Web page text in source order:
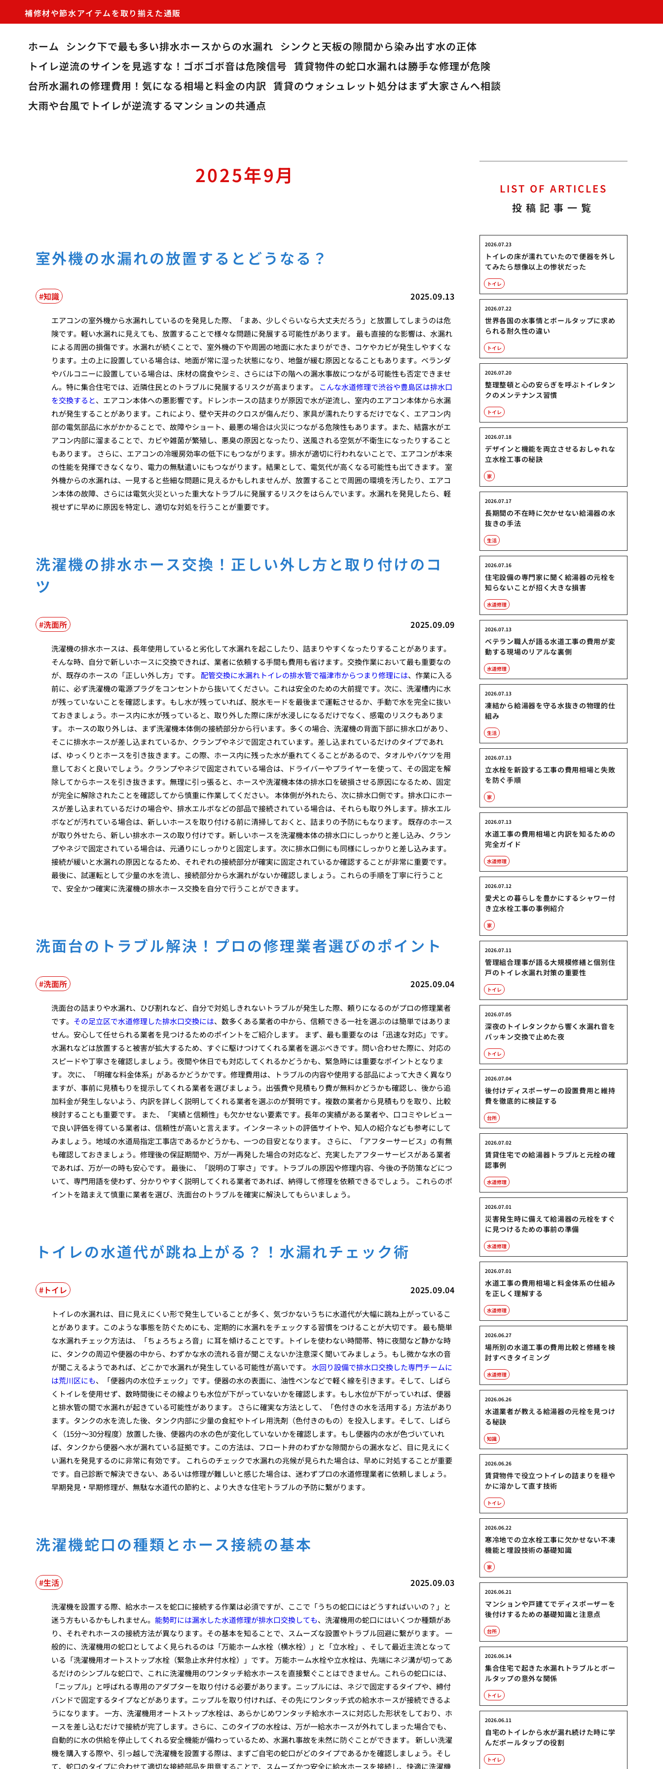
補修材や節水アイテムを取り揃えた通販
ホーム シンク下で最も多い排水ホースからの水漏れ シンクと天板の隙間から染み出す水の正体
トイレ逆流のサインを見逃すな！ゴボゴボ音は危険信号 賃貸物件の蛇口水漏れは勝手な修理が危険
台所水漏れの修理費用！気になる相場と料金の内訳 賃貸のウォシュレット処分はまず大家さんへ相談
大雨や台風でトイレが逆流するマンションの共通点
2025年9月
室外機の水漏れの放置するとどうなる？
2025.09.13
知識
エアコンの室外機から水漏れしているのを発見した際、「まあ、少しぐらいなら大丈夫だろう」と放置してしまうのは危
険です。軽い水漏れに見えても、放置することで様々な問題に発展する可能性があります。 最も直接的な影響は、水漏れ
による周囲の損傷です。水漏れが続くことで、室外機の下や周囲の地面に水たまりができ、コケやカビが発生しやすくな
ります。土の上に設置している場合は、地面が常に湿った状態になり、地盤が緩む原因となることもあります。ベランダ
やバルコニーに設置している場合は、床材の腐食やシミ、さらには下の階への漏水事故につながる可能性も否定できませ
ん。特に集合住宅では、近隣住民とのトラブルに発展するリスクが高まります。 こんな水道修理で渋谷や豊島区は排水口
を交換すると、エアコン本体への悪影響です。ドレンホースの詰まりが原因で水が逆流し、室内のエアコン本体から水漏
れが発生することがあります。これにより、壁や天井のクロスが傷んだり、家具が濡れたりするだけでなく、エアコン内
部の電気部品に水がかかることで、故障やショート、最悪の場合は火災につながる危険性もあります。また、結露水がエ
アコン内部に溜まることで、カビや雑菌が繁殖し、悪臭の原因となったり、送風される空気が不衛生になったりすること
もあります。 さらに、エアコンの冷暖房効率の低下にもつながります。排水が適切に行われないことで、エアコンが本来
の性能を発揮できなくなり、電力の無駄遣いにもつながります。結果として、電気代が高くなる可能性も出てきます。 室
外機からの水漏れは、一見すると些細な問題に見えるかもしれませんが、放置することで周囲の環境を汚したり、エアコ
ン本体の故障、さらには電気火災といった重大なトラブルに発展するリスクをはらんでいます。水漏れを発見したら、軽
視せずに早めに原因を特定し、適切な対処を行うことが重要です。
洗濯機の排水ホース交換！正しい外し方と取り付けのコ
ツ
2025.09.09
洗面所
洗濯機の排水ホースは、長年使用していると劣化して水漏れを起こしたり、詰まりやすくなったりすることがあります。
そんな時、自分で新しいホースに交換できれば、業者に依頼する手間も費用も省けます。交換作業において最も重要なの
が、既存のホースの「正しい外し方」です。 配管交換に水漏れトイレの排水管で福津市からつまり修理には、作業に入る
前に、必ず洗濯機の電源プラグをコンセントから抜いてください。これは安全のための大前提です。次に、洗濯槽内に水
が残っていないことを確認します。もし水が残っていれば、脱水モードを最後まで運転させるか、手動で水を完全に抜い
ておきましょう。ホース内に水が残っていると、取り外した際に床が水浸しになるだけでなく、感電のリスクもありま
す。 ホースの取り外しは、まず洗濯機本体側の接続部分から行います。多くの場合、洗濯機の背面下部に排水口があり、
そこに排水ホースが差し込まれているか、クランプやネジで固定されています。差し込まれているだけのタイプであれ
ば、ゆっくりとホースを引き抜きます。この際、ホース内に残った水が垂れてくることがあるので、タオルやバケツを用
意しておくと良いでしょう。クランプやネジで固定されている場合は、ドライバーやプライヤーを使って、その固定を解
除してからホースを引き抜きます。無理に引っ張ると、ホースや洗濯機本体の排水口を破損させる原因になるため、固定
が完全に解除されたことを確認してから慎重に作業してください。 本体側が外れたら、次に排水口側です。排水口にホー
スが差し込まれているだけの場合や、排水エルボなどの部品で接続されている場合は、それらも取り外します。排水エル
ボなどが汚れている場合は、新しいホースを取り付ける前に清掃しておくと、詰まりの予防にもなります。 既存のホース
が取り外せたら、新しい排水ホースの取り付けです。新しいホースを洗濯機本体の排水口にしっかりと差し込み、クラン
プやネジで固定されている場合は、元通りにしっかりと固定します。次に排水口側にも同様にしっかりと差し込みます。
接続が緩いと水漏れの原因となるため、それぞれの接続部分が確実に固定されているか確認することが非常に重要です。
最後に、試運転として少量の水を流し、接続部分から水漏れがないか確認しましょう。これらの手順を丁寧に行うこと
で、安全かつ確実に洗濯機の排水ホース交換を自分で行うことができます。
洗面台のトラブル解決！プロの修理業者選びのポイント
2025.09.04
洗面所
洗面台の詰まりや水漏れ、ひび割れなど、自分で対処しきれないトラブルが発生した際、頼りになるのがプロの修理業者
です。 その足立区で水道修理した排水口交換には、数多くある業者の中から、信頼できる一社を選ぶのは簡単ではありま
せん。安心して任せられる業者を見つけるためのポイントをご紹介します。 まず、最も重要なのは「迅速な対応」です。
水漏れなどは放置すると被害が拡大するため、すぐに駆けつけてくれる業者を選ぶべきです。問い合わせた際に、対応の
スピードや丁寧さを確認しましょう。夜間や休日でも対応してくれるかどうかも、緊急時には重要なポイントとなりま
す。 次に、「明確な料金体系」があるかどうかです。修理費用は、トラブルの内容や使用する部品によって大きく異なり
ますが、事前に見積もりを提示してくれる業者を選びましょう。出張費や見積もり費が無料かどうかも確認し、後から追
加料金が発生しないよう、内訳を詳しく説明してくれる業者を選ぶのが賢明です。複数の業者から見積もりを取り、比較
検討することも重要です。 また、「実績と信頼性」も欠かせない要素です。長年の実績がある業者や、口コミやレビュー
で良い評価を得ている業者は、信頼性が高いと言えます。インターネットの評価サイトや、知人の紹介なども参考にして
みましょう。地域の水道局指定工事店であるかどうかも、一つの目安となります。 さらに、「アフターサービス」の有無
も確認しておきましょう。修理後の保証期間や、万が一再発した場合の対応など、充実したアフターサービスがある業者
であれば、万が一の時も安心です。 最後に、「説明の丁寧さ」です。トラブルの原因や修理内容、今後の予防策などにつ
いて、専門用語を使わず、分かりやすく説明してくれる業者であれば、納得して修理を依頼できるでしょう。 これらのポ
イントを踏まえて慎重に業者を選び、洗面台のトラブルを確実に解決してもらいましょう。
トイレの水道代が跳ね上がる？！水漏れチェック術
2025.09.04
トイレ
トイレの水漏れは、目に見えにくい形で発生していることが多く、気づかないうちに水道代が大幅に跳ね上がっているこ
とがあります。このような事態を防ぐためにも、定期的に水漏れをチェックする習慣をつけることが大切です。 最も簡単
な水漏れチェック方法は、「ちょろちょろ音」に耳を傾けることです。トイレを使わない時間帯、特に夜間など静かな時
に、タンクの周辺や便器の中から、わずかな水の流れる音が聞こえないか注意深く聞いてみましょう。もし微かな水の音
が聞こえるようであれば、どこかで水漏れが発生している可能性が高いです。 水回り設備で排水口交換した専門チームに
は荒川区にも、「便器内の水位チェック」です。便器の水の表面に、油性ペンなどで軽く線を引きます。そして、しばら
くトイレを使用せず、数時間後にその線よりも水位が下がっていないかを確認します。もし水位が下がっていれば、便器
と排水管の間で水漏れが起きている可能性があります。 さらに確実な方法として、「色付きの水を活用する」方法があり
ます。タンクの水を流した後、タンク内部に少量の食紅やトイレ用洗剤（色付きのもの）を投入します。そして、しばら
く（15分〜30分程度）放置した後、便器内の水の色が変化していないかを確認します。もし便器内の水が色づいていれ
ば、タンクから便器へ水が漏れている証拠です。この方法は、フロート弁のわずかな隙間からの漏水など、目に見えにく
い漏れを発見するのに非常に有効です。 これらのチェックで水漏れの兆候が見られた場合は、早めに対処することが重要
です。自己診断で解決できない、あるいは修理が難しいと感じた場合は、迷わずプロの水道修理業者に依頼しましょう。
早期発見・早期修理が、無駄な水道代の節約と、より大きな住宅トラブルの予防に繋がります。
洗濯機蛇口の種類とホース接続の基本
2025.09.03
生活
洗濯機を設置する際、給水ホースを蛇口に接続する作業は必須ですが、ここで「うちの蛇口にはどうすればいいの？」と
迷う方もいるかもしれません。 能勢町には漏水した水道修理が排水口交換しても、洗濯機用の蛇口にはいくつか種類があ
り、それぞれホースの接続方法が異なります。その基本を知ることで、スムーズな設置やトラブル回避に繋がります。 一
般的に、洗濯機用の蛇口としてよく見られるのは「万能ホーム水栓（横水栓）」と「立水栓」、そして最近主流となって
いる「洗濯機用オートストップ水栓（緊急止水弁付水栓）」です。 万能ホーム水栓や立水栓は、先端にネジ溝が切ってあ
るだけのシンプルな蛇口で、これに洗濯機用のワンタッチ給水ホースを直接繋ぐことはできません。これらの蛇口には、
「ニップル」と呼ばれる専用のアダプターを取り付ける必要があります。ニップルには、ネジで固定するタイプや、締付
バンドで固定するタイプなどがあります。ニップルを取り付ければ、その先にワンタッチ式の給水ホースが接続できるよ
うになります。 一方、洗濯機用オートストップ水栓は、あらかじめワンタッチ給水ホースに対応した形状をしており、ホ
ースを差し込むだけで接続が完了します。さらに、このタイプの水栓は、万が一給水ホースが外れてしまった場合でも、
自動的に水の供給を停止してくれる安全機能が備わっているため、水漏れ事故を未然に防ぐことができます。 新しい洗濯
機を購入する際や、引っ越しで洗濯機を設置する際は、まずご自宅の蛇口がどのタイプであるかを確認しましょう。そし
て、蛇口のタイプに合わせて適切な接続部品を用意することで、スムーズかつ安全に給水ホースを接続し、快適に洗濯機
LIST OF ARTICLES
投稿記事一覧
トイレの床が濡れていたので便器を外し
てみたら想像以上の惨状だった
2026.07.23
トイレ
世界各国の水事情とボールタップに求め
られる耐久性の違い
2026.07.22
トイレ
整理整頓と心の安らぎを呼ぶトイレタン
クのメンテナンス習慣
2026.07.20
トイレ
デザインと機能を両立させるおしゃれな
立水栓工事の秘訣
2026.07.18
家
長期間の不在時に欠かせない給湯器の水
抜きの手法
2026.07.17
生活
住宅設備の専門家に聞く給湯器の元栓を
知らないことが招く大きな損害
2026.07.16
水道修理
ベテラン職人が語る水道工事の費用が変
動する現場のリアルな裏側
2026.07.13
水道修理
凍結から給湯器を守る水抜きの物理的仕
組み
2026.07.13
生活
立水栓を新設する工事の費用相場と失敗
を防ぐ手順
2026.07.13
家
水道工事の費用相場と内訳を知るための
完全ガイド
2026.07.13
水道修理
愛犬との暮らしを豊かにするシャワー付
き立水栓工事の事例紹介
2026.07.12
家
管理組合理事が語る大規模修繕と個別住
戸のトイレ水漏れ対策の重要性
2026.07.11
トイレ
深夜のトイレタンクから響く水漏れ音を
パッキン交換で止めた夜
2026.07.05
トイレ
後付けディスポーザーの設置費用と維持
費を徹底的に検証する
2026.07.04
台所
賃貸住宅での給湯器トラブルと元栓の確
認事例
2026.07.02
水道修理
災害発生時に備えて給湯器の元栓をすぐ
に見つけるための事前の準備
2026.07.01
水道修理
水道工事の費用相場と料金体系の仕組み
を正しく理解する
2026.07.01
水道修理
場所別の水道工事の費用比較と修繕を検
討すべきタイミング
2026.06.27
水道修理
水道業者が教える給湯器の元栓を見つけ
る秘訣
2026.06.26
知識
賃貸物件で役立つトイレの詰まりを穏や
かに溶かして直す技術
2026.06.26
トイレ
寒冷地での立水栓工事に欠かせない不凍
機能と埋設技術の基礎知識
2026.06.22
家
マンションや戸建てでディスポーザーを
後付けするための基礎知識と注意点
2026.06.21
台所
集合住宅で起きた水漏れトラブルとボー
ルタップの意外な関係
2026.06.14
トイレ
自宅のトイレから水が漏れ続けた時に学
んだボールタップの役割
2026.06.11
トイレ